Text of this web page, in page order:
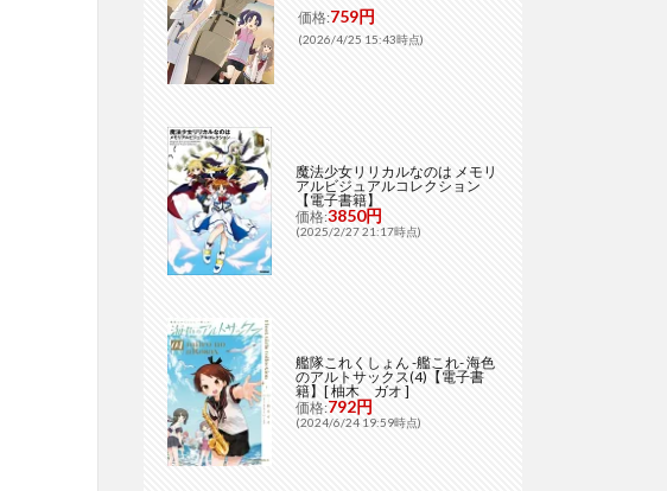
価格:759円
(2026/4/25 15:43時点)
魔法少女リリカルなのは メモリ
アルビジュアルコレクション
【電子書籍】
価格:3850円
(2025/2/27 21:17時点)
艦隊これくしょん -艦これ- 海色
のアルトサックス(4)【電子書
籍】[ 柚木 ガオ ]
価格:792円
(2024/6/24 19:59時点)